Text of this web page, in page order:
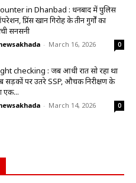
in Dhanbad : धनबाद में पुलिस
प्रिंस खान गिरोह के तीन गुर्गों का
सनसनी
- March 16, 2026 0
checking : जब आधी रात सो रहा था
सड़कों पर उतरे SSP, औचक निरीक्षण के
एक...
- March 14, 2026 0